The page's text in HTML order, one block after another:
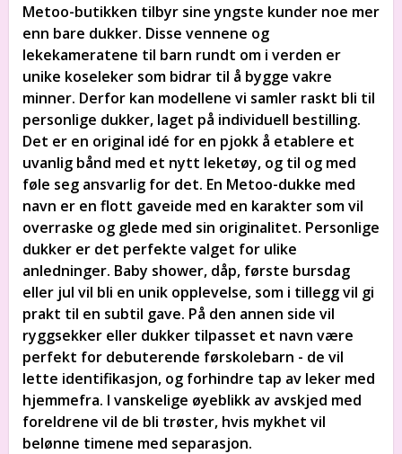
Metoo-butikken tilbyr sine yngste kunder noe mer
enn bare dukker. Disse vennene og
lekekameratene til barn rundt om i verden er
unike koseleker som bidrar til å bygge vakre
minner. Derfor kan modellene vi samler raskt bli til
personlige dukker, laget på individuell bestilling.
Det er en original idé for en pjokk å etablere et
uvanlig bånd med et nytt leketøy, og til og med
føle seg ansvarlig for det. En Metoo-dukke med
navn er en flott gaveide med en karakter som vil
overraske og glede med sin originalitet. Personlige
dukker er det perfekte valget for ulike
anledninger. Baby shower, dåp, første bursdag
eller jul vil bli en unik opplevelse, som i tillegg vil gi
prakt til en subtil gave. På den annen side vil
ryggsekker eller dukker tilpasset et navn være
perfekt for debuterende førskolebarn - de vil
lette identifikasjon, og forhindre tap av leker med
hjemmefra. I vanskelige øyeblikk av avskjed med
foreldrene vil de bli trøster, hvis mykhet vil
belønne timene med separasjon.